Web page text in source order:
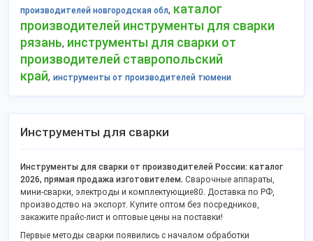
производителей новгородская обл, каталог
производителей инструменты для сварки
рязань, инструменты для сварки от
производителей ставропольский
край, инструменты от производителей тюмени
Инструменты для сварки
Инструменты для сварки от производителей России: каталог
2026, прямая продажа изготовителем. Сварочные аппараты,
мини-сварки, электроды и комплектующие80. Доставка по РФ,
производство на экспорт. Купите оптом без посредников,
закажите прайс-лист и оптовые цены на поставки!
Первые методы сварки появились с началом обработки